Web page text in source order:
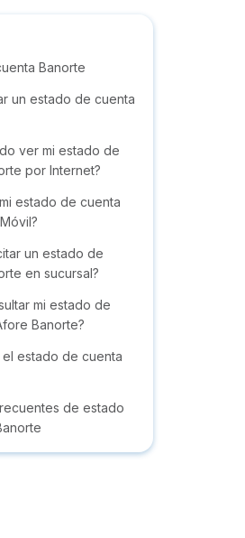
Banorte
un estado de cuenta
ver mi estado de
por Internet?
estado de cuenta
un estado de
en sucursal?
mi estado de
Banorte?
el estado de cuenta
de estado